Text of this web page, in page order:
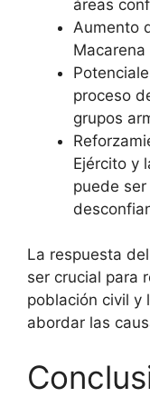
áreas
Aumento
proceso
grupos
Ejército y
puede
La respuesta
ser crucial para
población civil y
abordar las